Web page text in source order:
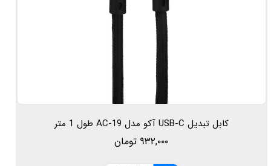
کابل تبدیل USB-C آکو مدل AC-19 طول 1 متر
۹۳۲,۰۰۰ تومان